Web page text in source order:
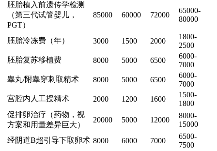
胚胎植入前遗传学检测
（第三代试管婴儿，
PGT）
85000 60000 72000
65000-
80000
胚胎冷冻费（年） 3000 1500 2000
1800-
2500
胚胎复苏移植费
8000 5000 6500
6000-
7000
睾丸/附睾穿刺取精术
8000 5000 6500
6000-
7000
宫腔内人工授精术
2000 1200 1600
1500-
1800
促排卵治疗（药物，视
方案和用量差异巨大）
20000 5000 12000
8000-
15000
经阴道B超引导下取卵术 8000 6000 7000
6500-
7500